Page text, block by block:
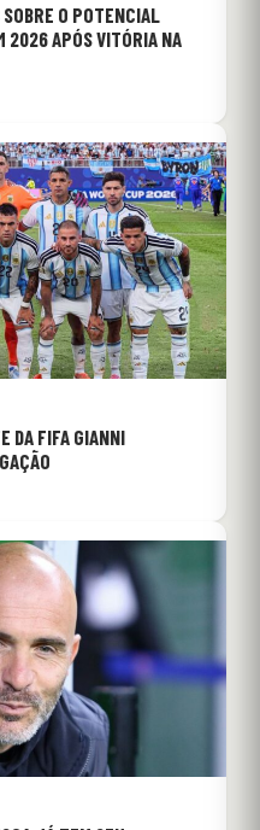
O POTENCIAL
2026 APÓS VITÓRIA NA
DA FIFA GIANNI